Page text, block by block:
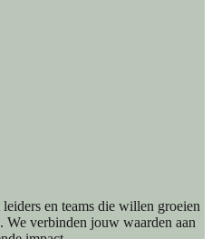
en teams die willen groeien
verbinden jouw waarden aan